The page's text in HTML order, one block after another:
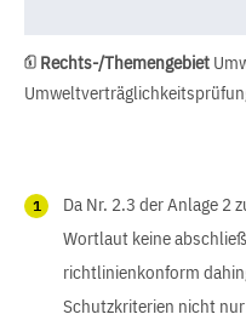
Rechts-/Themengebiet
Da Nr. 2.3 der Anlage 2
Wortlaut keine
richtlinienkonform
Schutzkriterien nicht